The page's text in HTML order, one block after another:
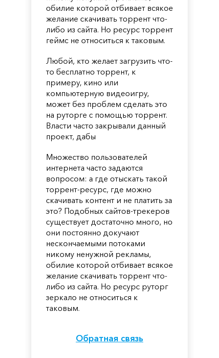
обилие которой отбивает всякое
желание скачивать торрент что-
либо из сайта. Но ресурс торрент
геймс не относиться к таковым.
Любой, кто желает загрузить что-
то бесплатно торрент, к
примеру, кино или
компьютерную видеоигру,
может без проблем сделать это
на руторге с помощью торрент.
Власти часто закрывали данный
проект, дабы
Множество пользователей
интернета часто задаются
вопросом: а где отыскать такой
торрент-ресурс, где можно
скачивать контент и не платить за
это? Подобных сайтов-трекеров
существует достаточно много, но
они постоянно докучают
нескончаемыми потоками
никому ненужной рекламы,
обилие которой отбивает всякое
желание скачивать торрент что-
либо из сайта. Но ресурс руторг
зеркало не относиться к
таковым.
Обратная связь